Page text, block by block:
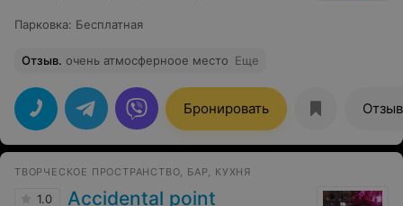
Парковка: Бесплатная
Отзыв. очень атмосферноое место Еще
Бронировать
ТВОРЧЕСКОЕ ПРОСТРАНСТВО, БАР, КУХНЯ
1.0 Accidental point